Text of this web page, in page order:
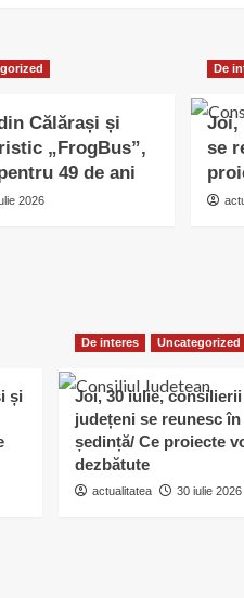
Călărași și
„FrogBus”,
49 de ani
2026
De
Joi,
se
și
De interes Uncategorized
Joi, 30 iulie, consilierii
județeni se reunesc în
ședință/ Ce proiecte
dezbătute
actualitatea 30 iulie 2026